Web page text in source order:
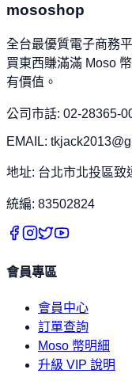
mososhop
全台最優質電子商務
買東西賺滿滿 Moso
有價值。
公司市話: 02-28365-
EMAIL:
地址: 台北市北投區致
統編: 83502824
會員專區
會員中心
訂單查詢
Moso 幣明細
升級 VIP 說明